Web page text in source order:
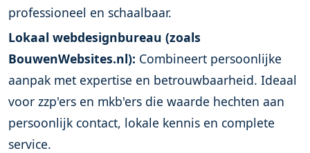
professioneel en schaalbaar.
Lokaal webdesignbureau (zoals
BouwenWebsites.nl): Combineert persoonlijke
aanpak met expertise en betrouwbaarheid. Ideaal
voor zzp'ers en mkb'ers die waarde hechten aan
persoonlijk contact, lokale kennis en complete
service.